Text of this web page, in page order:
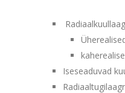
Iseseaduvad